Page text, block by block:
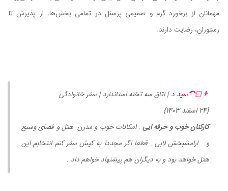
مهمانان از برخورد گرم و صمیمی پرسنل در تمامی بخش‌ها، از پذیرش تا
رستوران، رضایت دارند.
👨🏻‍🦱سید د| اتاق سه تخته استاندارد | سفر خانوادگی
{24 اسفند 1403}
کارکنان خوب و حرفه ایی. امکانات خوب و مدرن هتل و فضای وسیع
و ارامشبخش لابی . قطعا اگر مجددا به کیش سفر کنم انتخابم این
هتل خواهد بود و به دیگران هم پیشنهاد خواهم داد .